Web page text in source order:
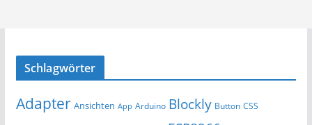
Schlagwörter
Adapter Ansichten App Arduino Blockly Button CSS